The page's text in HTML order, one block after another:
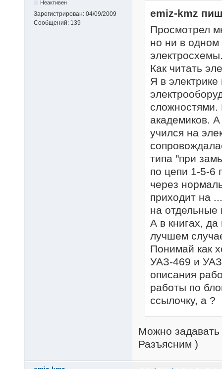
Неактивен
Зарегистрирован: 04/09/2009
Сообщений: 139
emiz-kmz
Просмотрел
но ни в
Как читать
Я в
сложностями.
академиков.
учился на
типа "при
по цепи 1-5-6
через
приходит на
на отдельные
А в книгах,
лучшем
Понимай как
УАЗ-469 и
описания
работы по
ссылочку, а ?
Можно задавать
Разъясним )